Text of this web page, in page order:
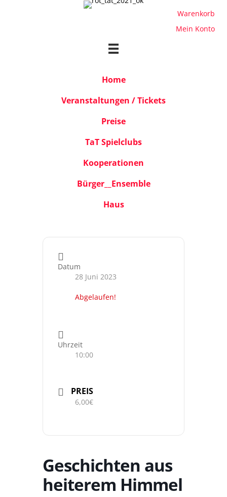
Warenkorb
Mein Konto
Home
Veranstaltungen / Tickets
Preise
TaT Spielclubs
Kooperationen
Bürger__Ensemble
Haus
Datum
28 Juni 2023
Abgelaufen!
Uhrzeit
10:00
PREIS
6,00€
Geschichten aus
heiterem Himmel